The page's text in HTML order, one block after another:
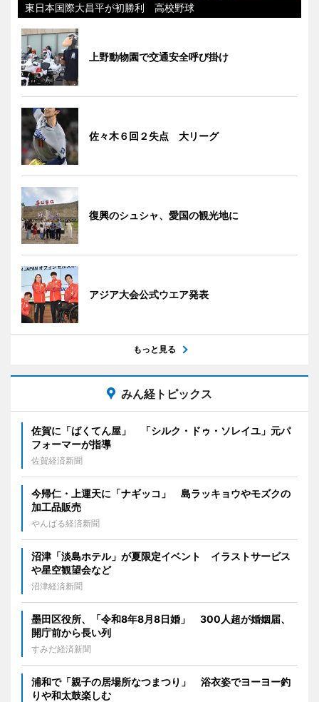
東日本国際大昌平が初勝利 高校野球
上野動物園で交通安全呼び掛け
佐々木６回２失点 大リーグ
復興のシュシャ、愛国の観光地に
アジア大会公式ウエア発表
もっと見る
みん経トピックス
佐賀に「ばくてん屋」 「シルク・ドゥ・ソレイユ」元パ
フォーマーが指導
佐賀経済新聞
今帰仁・上運天に「ナギッコ」 島ラッキョウやモズクの
加工品販売
やんばる経済新聞
沼津「淡島ホテル」が夏限定イベント イラストサービス
や星空観望会など
沼津経済新聞
墨田区役所、「令和8年8月8日婚」 300人超が婚姻届、
開庁前から長い列
すみだ経済新聞
浦和で「親子の居場所なつまつり」 浴衣姿でヨーヨー釣
りや和太鼓楽しむ